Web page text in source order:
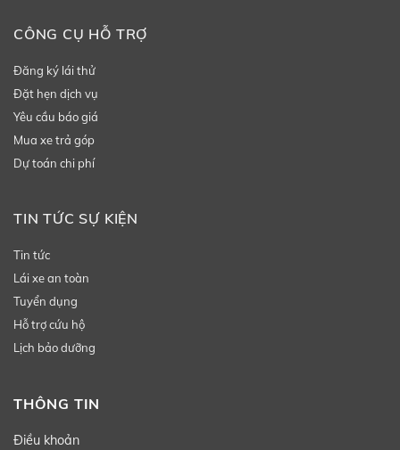
CÔNG CỤ HỖ TRỢ
Đăng ký lái thử
Đặt hẹn dịch vụ
Yêu cầu báo giá
Mua xe trả góp
Dự toán chi phí
TIN TỨC SỰ KIỆN
Tin tức
Lái xe an toàn
Tuyển dụng
Hỗ trợ cứu hộ
Lịch bảo dưỡng
THÔNG TIN
Điều khoản